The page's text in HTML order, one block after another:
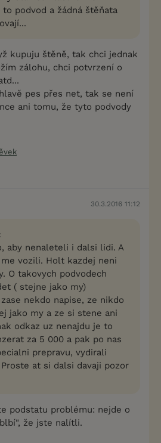
podvod a žádná štěňata
kupuju štěně, tak chci jednak
zálohu, chci potvrzení o
pes přes net, tak se není
ani tomu, že tyto podvody
30.3.2016 11:12
aby nenaleteli i dalsi lidi. A
vozili. Holt kazdej neni
O takovych podvodech
( stejne jako my)
nekdo napise, ze nikdo
jako my a ze si stene ani
odkaz uz nenajdu je to
za 5 000 a pak po nas
prepravu, vydirali
at si dalsi davaji pozor
podstatu problému: nejde o
že jste nalítli.